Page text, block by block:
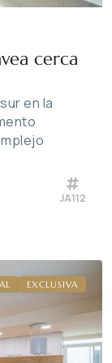
cerca
en la
JA112
EXCLUSIVA